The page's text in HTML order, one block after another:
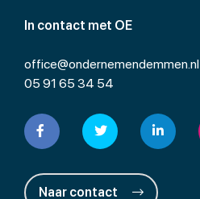
In contact met OE
office@ondernemendemmen.nl
05 91 65 34 54
Naar contact